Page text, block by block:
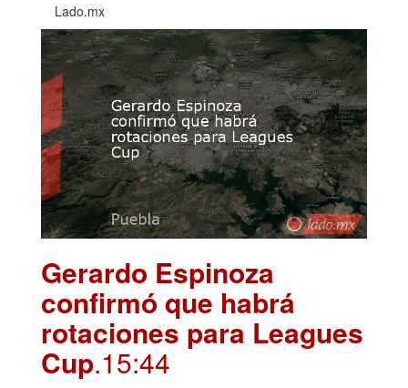
Lado.mx
Gerardo Espinoza
confirmó que habrá
rotaciones para Leagues
Cup.15:44